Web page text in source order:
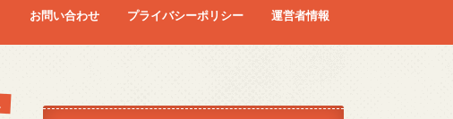
お問い合わせ プライバシーポリシー 運営者情報